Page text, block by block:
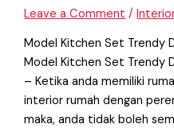
Leave a Comment /
Model Kitchen Set Trendy
Model Kitchen Set Trendy
– Ketika anda memiliki
interior rumah dengan
maka, anda tidak boleh